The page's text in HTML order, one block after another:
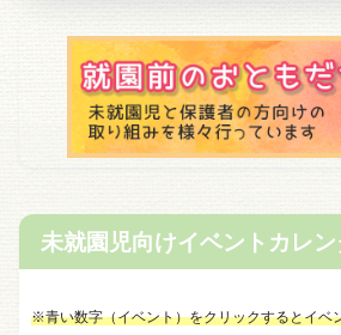
未就園児向けイベントカレン
※青い数字（イベント）をクリックするとイベ